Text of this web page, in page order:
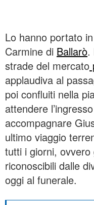
Lo hanno portato
Carmine di Ballarò.
strade del mercato
applaudiva al
poi confluiti nella
attendere
accompagnare
ultimo viaggio
tutti i giorni, ovvero
riconoscibili dalle
oggi al funerale.